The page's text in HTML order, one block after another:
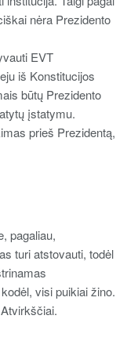
nėra Prezidento
EVT
iš Konstitucijos
būtų Prezidento
įstatymu.
prieš Prezidentą,
pagaliau,
turi atstovauti, todėl
visi puikiai žino.